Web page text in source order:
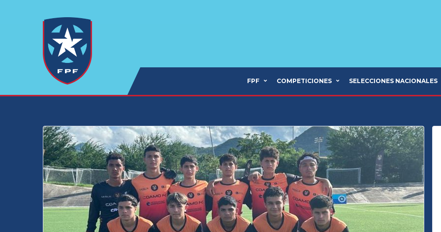
FPF COMPETICIONES SELECCIONES NACIONALES